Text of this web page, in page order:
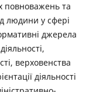
повноважень та
людини у сфері
джерела
верховенства
діяльності